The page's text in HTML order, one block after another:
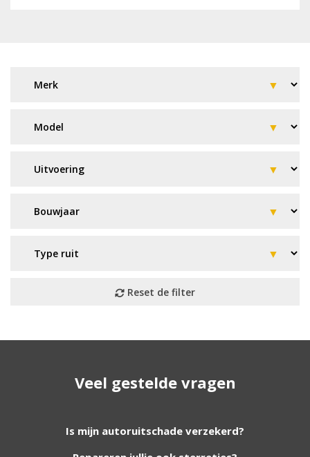
verder!
Wij zijn continu bezig met het toevoegen van
Veel gestelde vragen
Is mijn autoruitschade verzekerd?